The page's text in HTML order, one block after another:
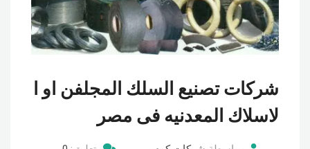
شركات تصنيع السلك المجلفن او ا
لاسلاك المعدنيه فى مصر